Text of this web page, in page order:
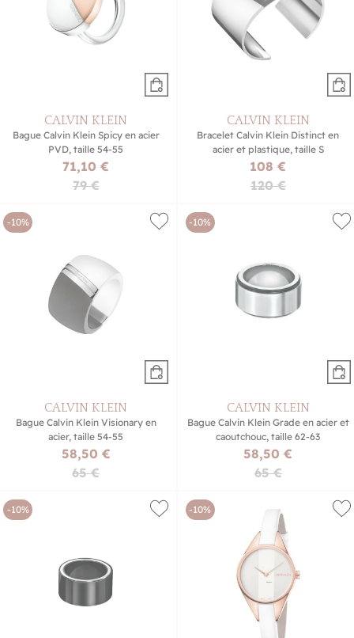
CALVIN KLEIN
Bague Calvin Klein Spicy en acier
PVD, taille 54-55
71,10 €
79 €
CALVIN KLEIN
Bracelet Calvin Klein Distinct en
acier et plastique, taille S
108 €
120 €
-10%
CALVIN KLEIN
Bague Calvin Klein Visionary en
acier, taille 54-55
58,50 €
65 €
-10%
CALVIN KLEIN
Bague Calvin Klein Grade en acier et
caoutchouc, taille 62-63
58,50 €
65 €
-10% -10%